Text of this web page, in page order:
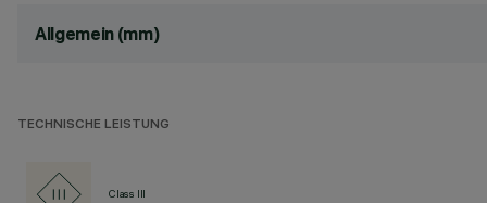
Allgemein (mm)
TECHNISCHE LEISTUNG
Class III